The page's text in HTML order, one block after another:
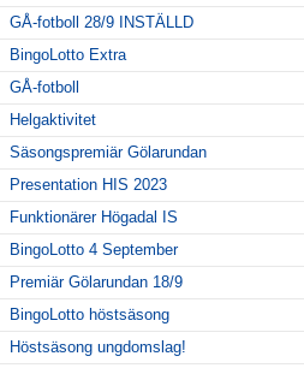
GÅ-fotboll 28/9 INSTÄLLD
BingoLotto Extra
GÅ-fotboll
Helgaktivitet
Säsongspremiär Gölarundan
Presentation HIS 2023
Funktionärer Högadal IS
BingoLotto 4 September
Premiär Gölarundan 18/9
BingoLotto höstsäsong
Höstsäsong ungdomslag!